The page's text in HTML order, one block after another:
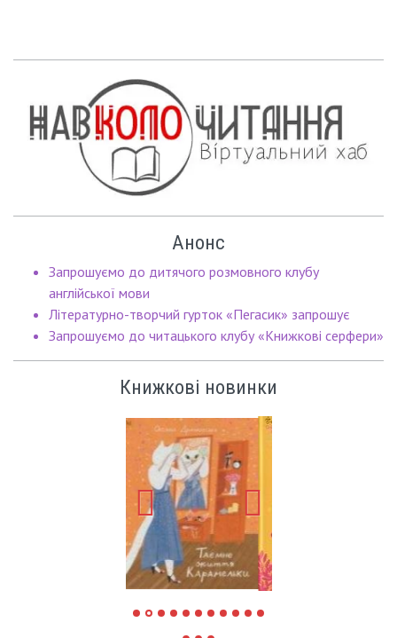
Анонс
Запрошуємо до дитячого розмовного клубу
англійської мови
Літературно-творчий гурток «Пегасик» запрошує
Запрошуємо до читацького клубу «Книжкові серфери»
Книжкові новинки